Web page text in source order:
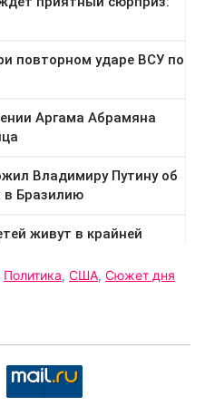
Политика, США, Сюжет дня